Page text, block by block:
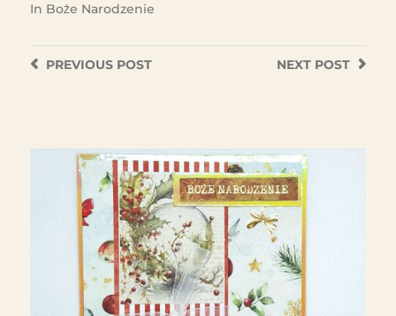
In Boże Narodzenie
NEXT POST
PREVIOUSPOST